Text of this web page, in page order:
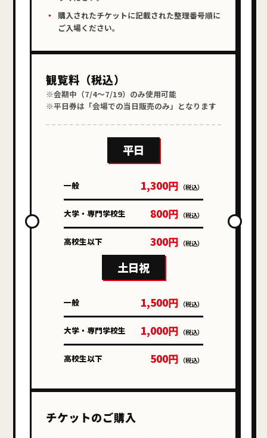
購入されたチケットに記載された整理番号順に
ご入場ください。
観覧料（税込）
※会期中（7/4〜7/19）のみ使用可能
※平日券は「会場での当日販売のみ」となります
平日
一般 1,300円 （税込）
大学・専門学校生 800円 （税込）
高校生以下 300円 （税込）
土日祝
一般 1,500円 （税込）
大学・専門学校生 1,000円 （税込）
高校生以下 500円 （税込）
チケットのご購入